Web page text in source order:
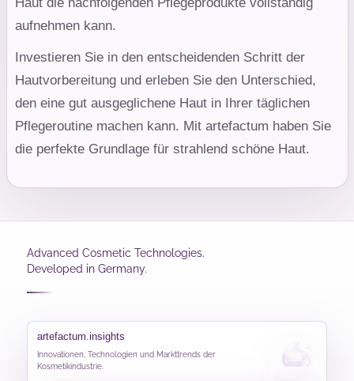
aufnehmen kann.
Investieren Sie in den entscheidenden Schritt der
Hautvorbereitung und erleben Sie den Unterschied,
den eine gut ausgeglichene Haut in Ihrer täglichen
Pflegeroutine machen kann. Mit artefactum haben Sie
die perfekte Grundlage für strahlend schöne Haut.
Advanced Cosmetic Technologies.
Developed in Germany.
artefactum.insights
Innovationen, Technologien und Markttrends der
Kosmetikindustrie.